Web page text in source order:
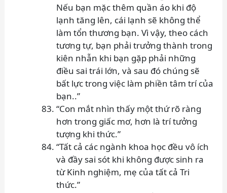
Nếu bạn mặc thêm quần áo khi độ
lạnh tăng lên, cái lạnh sẽ không thể
làm tổn thương bạn. Vì vậy, theo cách
tương tự, bạn phải trưởng thành trong
kiên nhẫn khi bạn gặp phải những
điều sai trái lớn, và sau đó chúng sẽ
bất lực trong việc làm phiền tâm trí của
bạn..”
“Con mắt nhìn thấy một thứ rõ ràng
hơn trong giấc mơ, hơn là trí tưởng
tượng khi thức.”
“Tất cả các ngành khoa học đều vô ích
và đầy sai sót khi không được sinh ra
từ Kinh nghiệm, mẹ của tất cả Tri
thức.”